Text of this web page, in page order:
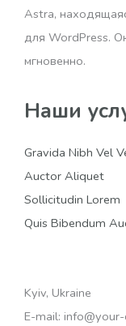
Astra,
для WordPress.
мгновенно.
Наши
Gravida Nibh Vel
Auctor Aliquet
Sollicitudin Lorem
Quis Bibendum
Kyiv, Ukraine
E-mail: